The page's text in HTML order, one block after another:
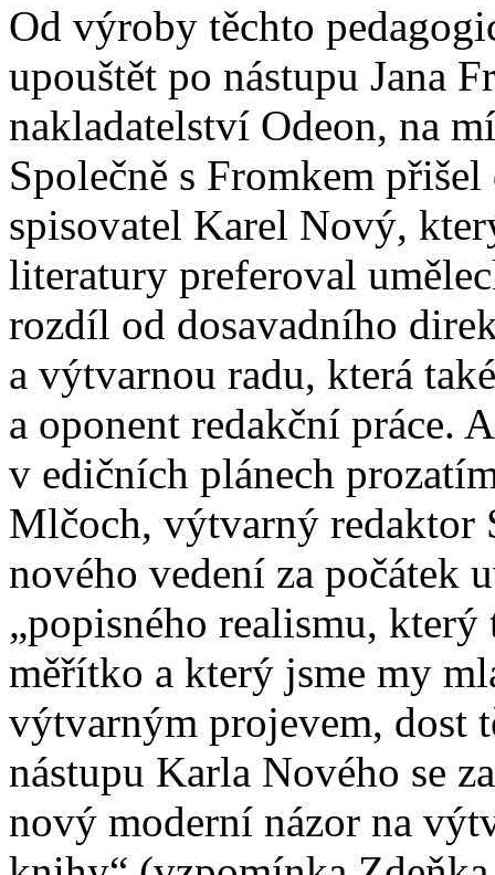
Od výroby těchto
upouštět po nástupu Jana
nakladatelství Odeon, na
Společně s Fromkem
spisovatel Karel Nový,
literatury preferoval
rozdíl od dosavadního
a výtvarnou radu, která
a oponent redakční práce.
v edičních plánech
Mlčoch, výtvarný redaktor
nového vedení za počátek
„popisného realismu,
měřítko a který jsme my
výtvarným projevem,
nástupu Karla Nového se
nový moderní názor na